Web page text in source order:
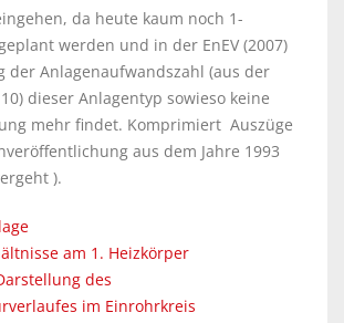
da heute kaum noch 1-
werden und in der EnEV (2007)
der Anlagenaufwandszahl (aus der
dieser Anlagentyp sowieso keine
mehr findet. Komprimiert Auszüge
aus dem Jahre 1993
).
am 1. Heizkörper
des
im Einrohrkreis